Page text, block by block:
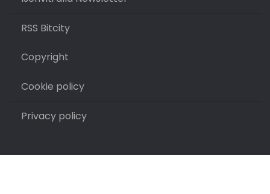
RSS Bitcity
Copyright
Cookie policy
Privacy policy